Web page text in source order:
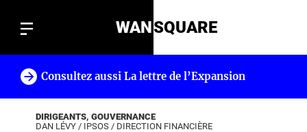
WANSQUARE
Consultez aussi La lettre de l’Expansion
DIRIGEANTS, GOUVERNANCE
DAN LÉVY / IPSOS / DIRECTION FINANCIÈRE